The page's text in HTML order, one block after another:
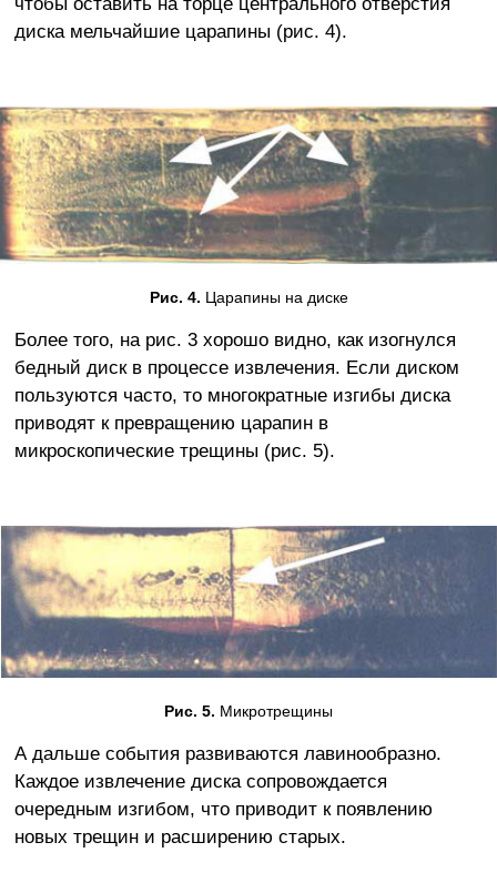
диска мельчайшие царапины (рис. 4).
Рис. 4. Царапины на диске
Более того, на рис. 3 хорошо видно, как изогнулся
бедный диск в процессе извлечения. Если диском
пользуются часто, то многократные изгибы диска
приводят к превращению царапин в
микроскопические трещины (рис. 5).
Рис. 5. Микротрещины
А дальше события развиваются лавинообразно.
Каждое извлечение диска сопровождается
очередным изгибом, что приводит к появлению
новых трещин и расширению старых.